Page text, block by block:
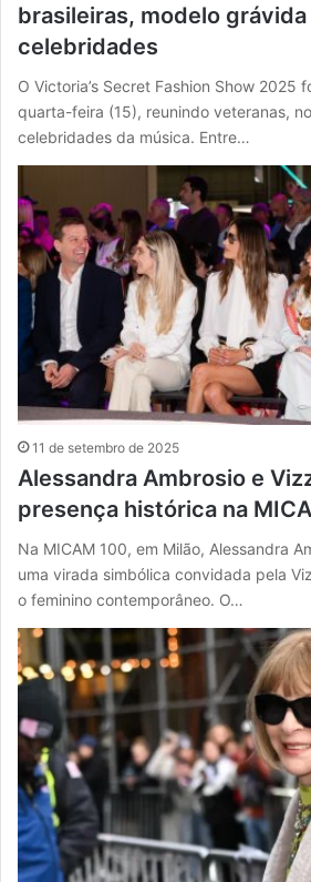
brasileiras, modelo
celebridades
O Victoria’s Secret Fashion Show 2025
quarta-feira (15), reunindo veteranas,
celebridades da música. Entre…
11 de setembro de 2025
Alessandra Ambrosio e
presença histórica na
Na MICAM 100, em Milão, Alessandra
uma virada simbólica convidada pela
o feminino contemporâneo. O…